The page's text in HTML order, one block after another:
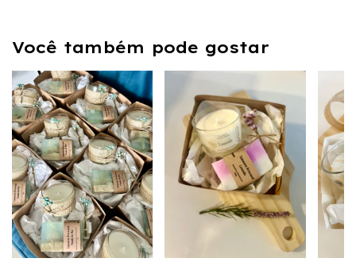
Você também pode gostar